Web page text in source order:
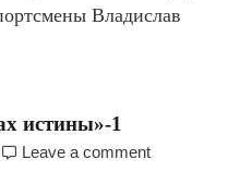
Владислав
истины»-1
Leave a comment